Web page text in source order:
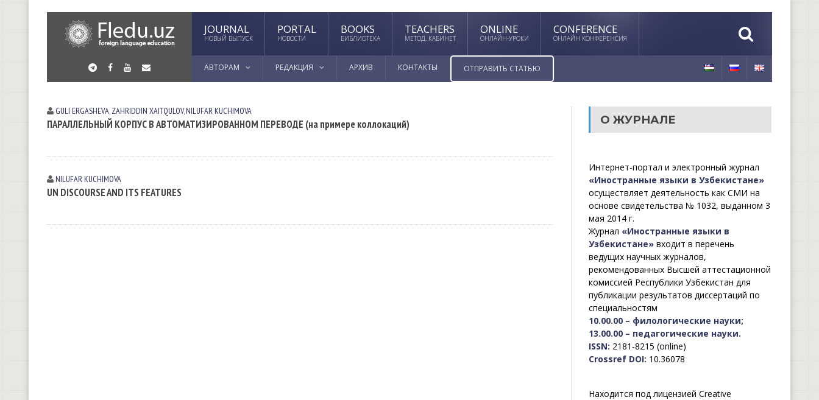
JOURNAL
НОВЫЙ ВЫПУСК
PORTAL
НОВОСТИ
BOOKS
БИБЛИОТЕКА
TEACHERS
МЕТОД. КАБИНЕТ
ONLINE
ОНЛАЙН-УРОКИ
CONFERENCE
ОНЛАЙН КОНФЕРЕНСИЯ
АВТОРАМ РЕДАКЦИЯ АРХИВ КОНТАКТЫ ОТПРАВИТЬ СТАТЬЮ
GULI ERGАSHEVА,ZAHRIDDIN XAITQULOV,NILUFAR KUCHIMOVA
ПАРАЛЛЕЛЬНЫЙ КОРПУС В АВТОМАТИЗИРОВАННОМ ПЕРЕВОДЕ (на примере коллокаций)
NILUFAR KUCHIMOVA
UN DISCOURSE AND ITS FEATURES
О ЖУРНАЛЕ
Интернет-портал и электронный журнал
«Иностранные языки в Узбекистане»
осуществляет деятельность как СМИ на
основе свидетельства № 1032, выданном 3
мая 2014 г.
Журнал «Иностранные языки в
Узбекистане»входит в перечень
ведущих научных журналов,
рекомендованных Высшей аттестационной
комиссией Республики Узбекистан для
публикации результатов диссертаций по
специальностям
10.00.00 – филологические науки;
13.00.00 – педагогические науки.
ISSN: 2181-8215 (online)
Crossref DOI: 10.36078
Находится под лицензией Creative